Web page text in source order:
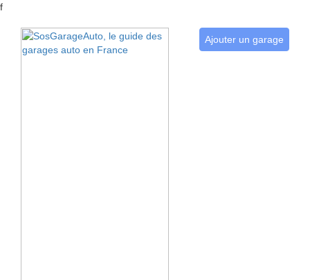
f
Ajouter un garage